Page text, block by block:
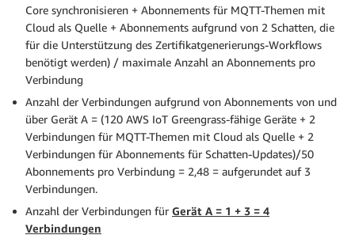
Core synchronisieren + Abonnements für MQTT-Themen mit
Cloud als Quelle + Abonnements aufgrund von 2 Schatten, die
für die Unterstützung des Zertifikatgenerierungs-Workflows
benötigt werden) / maximale Anzahl an Abonnements pro
Verbindung
Anzahl der Verbindungen aufgrund von Abonnements von und
über Gerät A = (120 AWS IoT Greengrass-fähige Geräte + 2
Verbindungen für MQTT-Themen mit Cloud als Quelle + 2
Verbindungen für Abonnements für Schatten-Updates)/50
Abonnements pro Verbindung = 2,48 = aufgerundet auf 3
Verbindungen.
Anzahl der Verbindungen für Gerät A = 1 + 3 = 4
Verbindungen